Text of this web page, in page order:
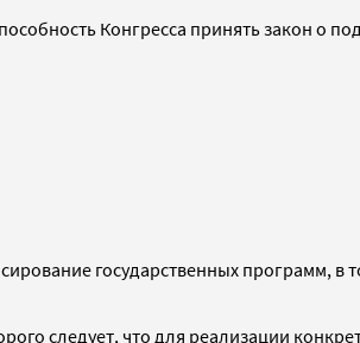
Конгресса принять закон о
государственных программ, в
следует, что для реализации